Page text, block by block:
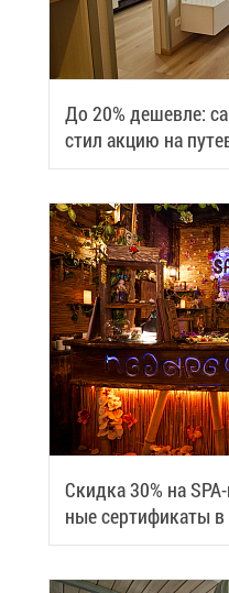
До 20% де­шев­ле:
стил ак­цию на
Скид­ка 30% на
ные сер­ти­фи­ка­ты в
Samui